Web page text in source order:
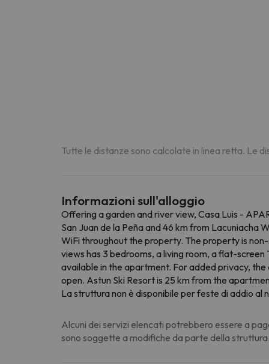
Tutte le distanze sono calcolate in linea retta. Le
Informazioni sull'alloggio
Offering a garden and river view, Casa Luis -
San Juan de la Peña and 46 km from
WiFi throughout the property. The property is
views has 3 bedrooms, a living room, a flat-
available in the apartment. For added privacy,
open. Astun Ski Resort is 25 km from the
La struttura non è disponibile per feste di addio
Alcuni dei servizi elencati potrebbero essere a
sono soggette a modifiche da parte della